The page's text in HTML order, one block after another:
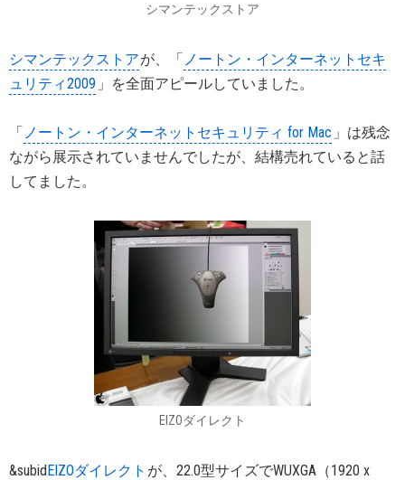
シマンテックストア
シマンテックストアが、「 ノートン・インターネットセキ
ュリティ2009 」を全面アピールしていました。
「 ノートン・インターネットセキュリティ for Mac 」は残念
ながら展示されていませんでしたが、結構売れていると話
してました。
EIZOダイレクト
&subidEIZOダイレクト が、22.0型サイズでWUXGA（1920 x